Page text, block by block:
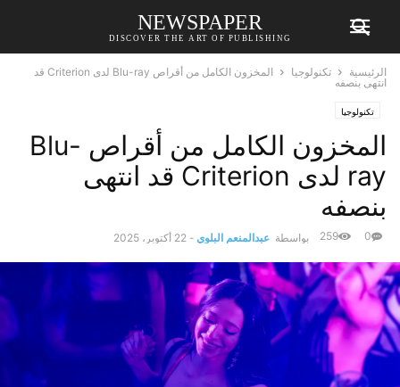
NEWSPAPER
DISCOVER THE ART OF PUBLISHING
الرئيسية تكنولوجيا
المخزون الكامل من أقراص Blu-ray لدى Criterion قد
انتهى بنصفه
تكنولوجيا
المخزون الكامل من أقراص Blu-
ray لدى Criterion قد انتهى
بنصفه
بواسطة عبدالمنعم البلوي - 22 أكتوبر، 2025 0
259